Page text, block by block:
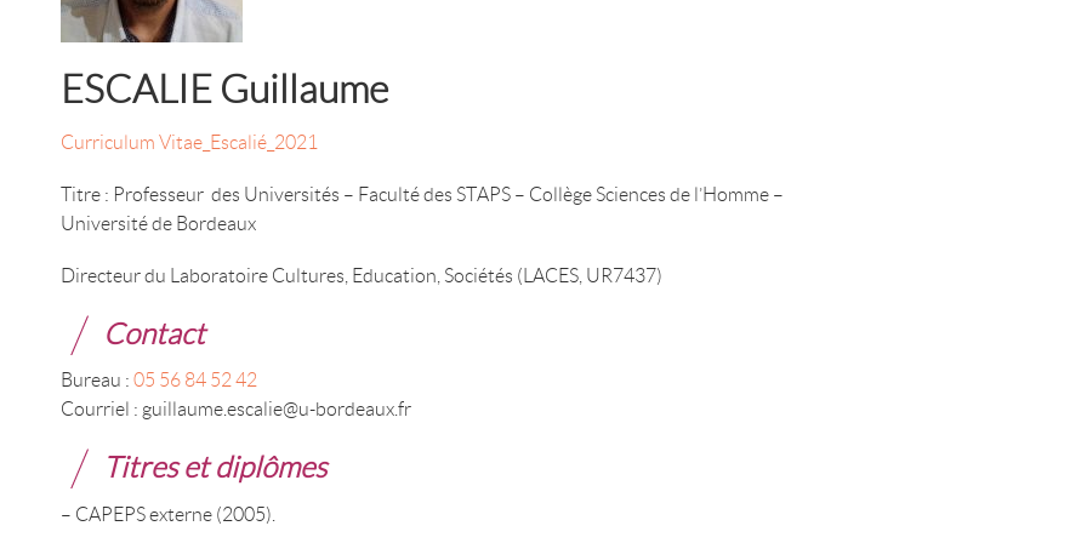
ESCALIE Guillaume
Curriculum Vitae_Escalié_2021
Titre : Professeur des Universités – Faculté des STAPS – Collège Sciences de l’Homme –
Université de Bordeaux
Directeur du Laboratoire Cultures, Education, Sociétés (LACES, UR7437)
Contact
Bureau : 05 56 84 52 42
Courriel : guillaume.escalie@u-bordeaux.fr
Titres et diplômes
– CAPEPS externe (2005).